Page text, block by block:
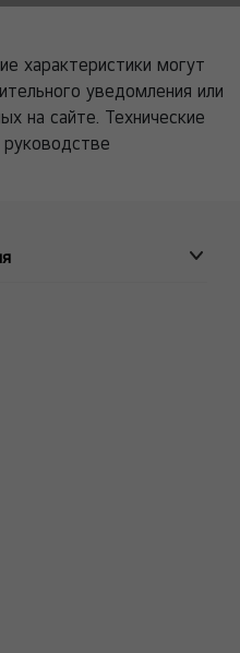
характеристики могут
уведомления или
на сайте. Технические
руководстве